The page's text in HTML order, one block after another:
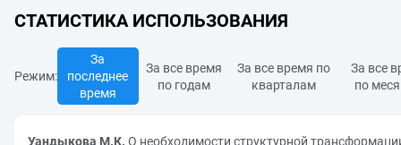
СТАТИСТИКА ИСПОЛЬЗОВАНИЯ
Режим:
За
последнее
время
За все время
по годам
За все время по
кварталам
За все
по
Уандыкова М.К. О необходимости структурной